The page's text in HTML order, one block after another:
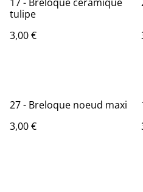
tulipe
3,00 €
27 - Breloque noeud maxi
3,00 €